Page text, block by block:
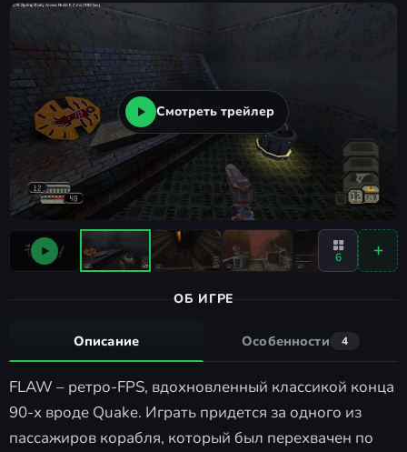
Смотреть трейлер
6
ОБ ИГРЕ
Описание Особенности 4
FLAW – ретро-FPS, вдохновленный классикой конца
90-х вроде Quake. Играть придется за одного из
пассажиров корабля, который был перехвачен по